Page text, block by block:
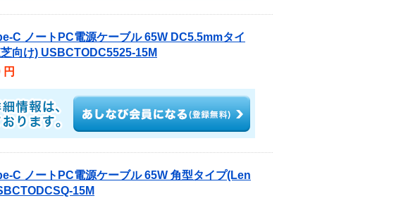
C ノートPC電源ケーブル 65W DC5.5mmタイ
向け) USBCTODC5525-15M
円
C ノートPC電源ケーブル 65W 角型タイプ(Len
15M